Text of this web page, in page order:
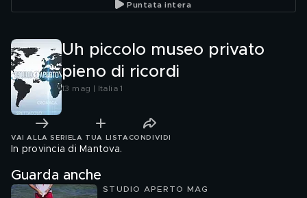
Puntata intera
Uh piccolo museo privato
pieno di ricordi
13 mag | Italia 1
VAI ALLA SERIE LA TUA LISTA CONDIVIDI
In provincia di Mantova.
Guarda anche
STUDIO APERTO MAG